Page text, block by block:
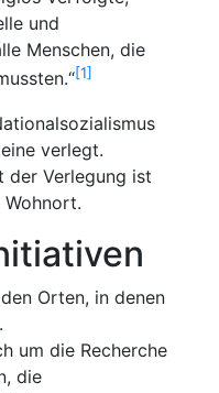
und
Menschen, die
1
verlegt.
der Verlegung ist
Orten, in denen
um die Recherche
die